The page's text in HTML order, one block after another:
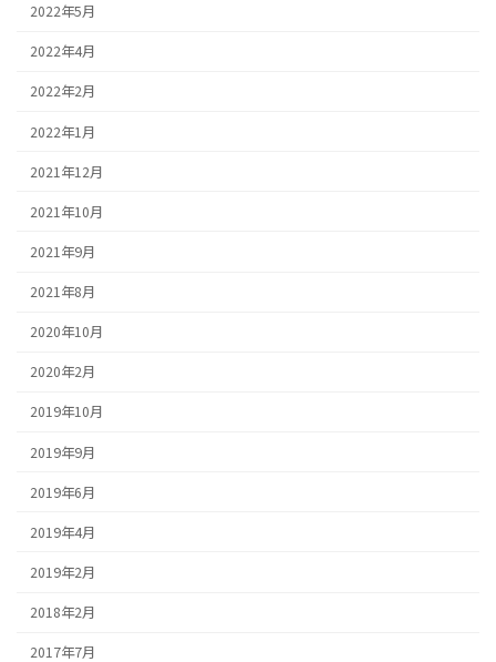
2022年5月
2022年4月
2022年2月
2022年1月
2021年12月
2021年10月
2021年9月
2021年8月
2020年10月
2020年2月
2019年10月
2019年9月
2019年6月
2019年4月
2019年2月
2018年2月
2017年7月